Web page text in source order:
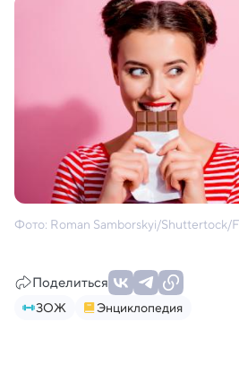
Фото: Roman Samborskyi/Shuttertock/
Поделиться
ЗОЖ Энциклопедия